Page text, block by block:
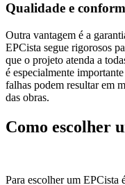
Qualidade e
Outra vantagem é a
EPCista segue rigorosos
que o projeto atenda a
é especialmente
falhas podem resultar em
das obras.
Como escolher
Para escolher um EPCista